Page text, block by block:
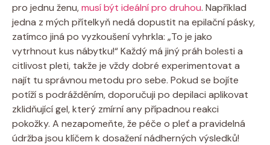
pro jednu ženu,musí být ideální pro druhou. Například
jedna z mých přítelkyň nedá dopustit na epilační pásky,
zatímco jiná po vyzkoušení vyhrkla: „To je jako
vytrhnout kus nábytku!“ Každý má jiný práh bolesti a
citlivost pleti, takže je vždy dobré experimentovat a
najít tu správnou metodu pro sebe. Pokud se bojíte
potíží s podrážděním, doporučuji po depilaci aplikovat
zklidňující gel, který zmírní any případnou reakci
pokožky. A nezapomeňte, že péče o pleť a pravidelná
údržba jsou klíčem k dosažení nádherných výsledků!